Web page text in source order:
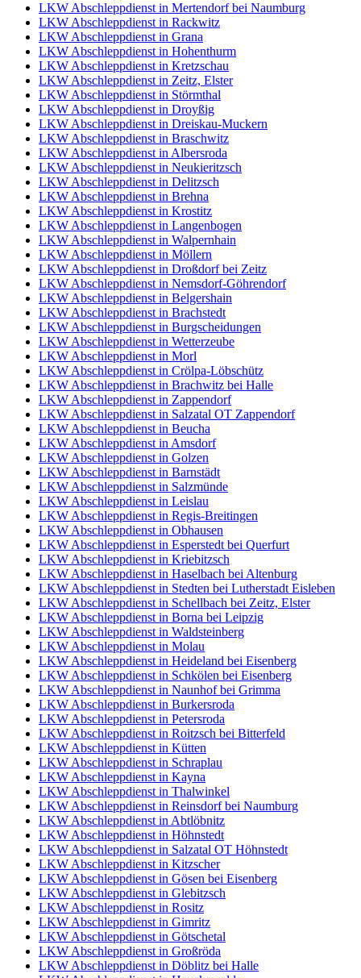
LKW Abschleppdienst in Mertendorf bei Naumburg
LKW Abschleppdienst in Rackwitz
LKW Abschleppdienst in Grana
LKW Abschleppdienst in Hohenthurm
LKW Abschleppdienst in Kretzschau
LKW Abschleppdienst in Zeitz, Elster
LKW Abschleppdienst in Störmthal
LKW Abschleppdienst in Droyßig
LKW Abschleppdienst in Dreiskau-Muckern
LKW Abschleppdienst in Braschwitz
LKW Abschleppdienst in Albersroda
LKW Abschleppdienst in Neukieritzsch
LKW Abschleppdienst in Delitzsch
LKW Abschleppdienst in Brehna
LKW Abschleppdienst in Krostitz
LKW Abschleppdienst in Langenbogen
LKW Abschleppdienst in Walpernhain
LKW Abschleppdienst in Möllern
LKW Abschleppdienst in Droßdorf bei Zeitz
LKW Abschleppdienst in Nemsdorf-Göhrendorf
LKW Abschleppdienst in Belgershain
LKW Abschleppdienst in Brachstedt
LKW Abschleppdienst in Burgscheidungen
LKW Abschleppdienst in Wetterzeube
LKW Abschleppdienst in Morl
LKW Abschleppdienst in Crölpa-Löbschütz
LKW Abschleppdienst in Brachwitz bei Halle
LKW Abschleppdienst in Zappendorf
LKW Abschleppdienst in Salzatal OT Zappendorf
LKW Abschleppdienst in Beucha
LKW Abschleppdienst in Amsdorf
LKW Abschleppdienst in Golzen
LKW Abschleppdienst in Barnstädt
LKW Abschleppdienst in Salzmünde
LKW Abschleppdienst in Leislau
LKW Abschleppdienst in Regis-Breitingen
LKW Abschleppdienst in Obhausen
LKW Abschleppdienst in Esperstedt bei Querfurt
LKW Abschleppdienst in Kriebitzsch
LKW Abschleppdienst in Haselbach bei Altenburg
LKW Abschleppdienst in Stedten bei Lutherstadt Eisleben
LKW Abschleppdienst in Schellbach bei Zeitz, Elster
LKW Abschleppdienst in Borna bei Leipzig
LKW Abschleppdienst in Waldsteinberg
LKW Abschleppdienst in Molau
LKW Abschleppdienst in Heideland bei Eisenberg
LKW Abschleppdienst in Schkölen bei Eisenberg
LKW Abschleppdienst in Naunhof bei Grimma
LKW Abschleppdienst in Burkersroda
LKW Abschleppdienst in Petersroda
LKW Abschleppdienst in Roitzsch bei Bitterfeld
LKW Abschleppdienst in Kütten
LKW Abschleppdienst in Schraplau
LKW Abschleppdienst in Kayna
LKW Abschleppdienst in Thalwinkel
LKW Abschleppdienst in Reinsdorf bei Naumburg
LKW Abschleppdienst in Abtlöbnitz
LKW Abschleppdienst in Höhnstedt
LKW Abschleppdienst in Salzatal OT Höhnstedt
LKW Abschleppdienst in Kitzscher
LKW Abschleppdienst in Gösen bei Eisenberg
LKW Abschleppdienst in Glebitzsch
LKW Abschleppdienst in Rositz
LKW Abschleppdienst in Gimritz
LKW Abschleppdienst in Götschetal
LKW Abschleppdienst in Großröda
LKW Abschleppdienst in Döblitz bei Halle